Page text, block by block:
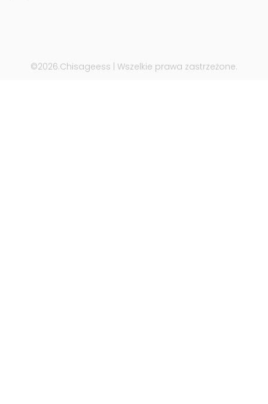
©2026.Chisageess | Wszelkie prawa zastrzeżone.